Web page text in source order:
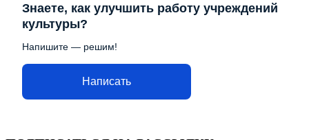
Знаете, как улучшить работу учреждений
культуры?
Напишите — решим!
Написать